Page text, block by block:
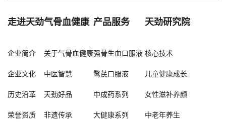
走进天劲
企业简介
企业文化
历史沿革
荣誉资质
气骨血健康
关于气骨血健康
中医智慧
天劲好品
非遗传承
产品服务
强骨生血口服液
鹜芪口服液
中成药系列
大健康系列
天劲研究院
核心技术
儿童健康成长
女性滋补养颜
中老年养生